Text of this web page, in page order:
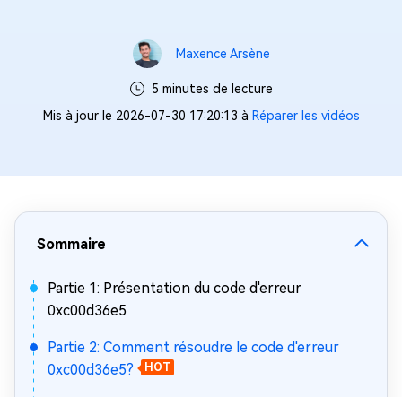
Maxence Arsène
5 minutes de lecture
Mis à jour le 2026-07-30 17:20:13 à Réparer les vidéos
Sommaire
Partie 1: Présentation du code d'erreur
0xc00d36e5
Partie 2: Comment résoudre le code d'erreur
0xc00d36e5?
HOT